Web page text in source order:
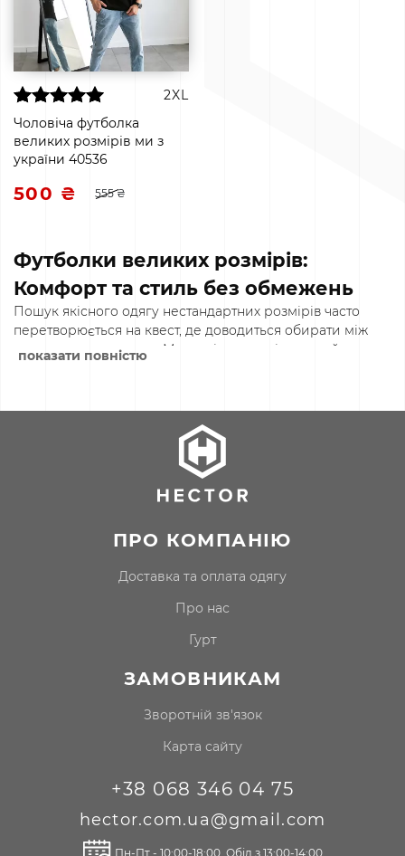
2XL
Чоловіча футболка
великих розмірів ми з
україни 40536
500 ₴ 555 ₴
Футболки великих розмірів:
Комфорт та стиль без обмежень
Пошук якісного одягу нестандартних розмірів часто
перетворюється на квест, де доводиться обирати між
«зручно» та «красиво». Ми вирішили змінити цей
футболок великих розмірів розроблена з урахуванням
анатомічних особливостей фігури, щоб забезпечити
ідеальну посадку та довговічність кожного виробу.
Ми пропонуємо одяг як для роздрібних покупців, так і
клієнтів. Співпраця з нами — це
товаром, на який завжди є попит. Доставка
замовлення максимально оперативно.
Базові футболки: від 2XL до 7XL для
Базова футболка — це фундамент будь-якого образу. У
розмірній сітці — від 2XL до 7XL. Ми розуміємо, що
тканини, тому використовуємо лише щільну
деформується після прання та приємна до тіла.
що закриває зону ременя, та правильна ширина
рукавів.
Різноманіття кольорів:від класичного чорного та
темно-синього до яскравих та світлих відтінків.
показати повністю
ПРО КОМПАНІЮ
доставка та оплата одягу
про нас
гурт
ЗАМОВНИКАМ
Зворотній зв'язок
Карта сайту
+38 068 346 04 75
hector.com.ua@gmail.com
Пн-Пт - 10:00-18:00. Обід з 13:00-14:00